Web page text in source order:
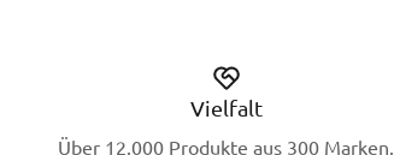
Vielfalt
Über 12.000 Produkte aus 300 Marken.